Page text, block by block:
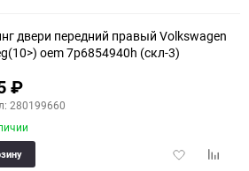
двери передний правый Volkswagen
oem 7p6854940h (скл-3)
₽
280199660
Добавить